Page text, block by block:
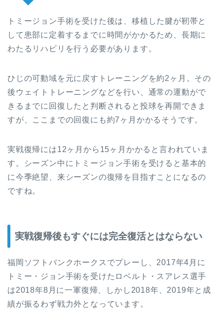
トミージョン手術を受けた後は、移植した腱が靭帯と
して患部に定着するまでに時間がかかるため、長期に
わたるリハビリを行う必要があります。
ひじの可動域を元に戻すトレーニングを約2ヶ月。その
後ウェイトトレーニングなどを行い、通常の運動がで
きるまでに回復したと判断されると投球を再開できま
すが、ここまでの回復にも約7ヶ月かかるそうです。
実戦復帰には12ヶ月から15ヶ月かかると言われていま
す。シーズン中にトミージョン手術を受けると基本的
に今季絶望、来シーズンの復帰を目指すことになるの
ですね。
実戦復帰後もすぐには完全復活とはならない
福岡ソフトバンクホークスでプレーし、2017年4月に
トミー・ジョン手術を受けたロベルト・スアレス選手
は2018年8月に一軍復帰、しかし2018年、2019年と成
績が振るわず戦力外となっています。